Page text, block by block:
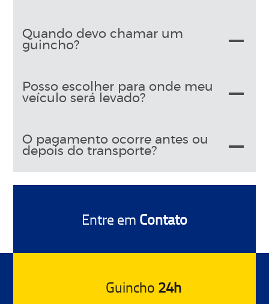
Quando devo chamar um
guincho?
Posso escolher para onde meu
veículo será levado?
O pagamento ocorre antes ou
depois do transporte?
Guincho 24h
Entre em Contato